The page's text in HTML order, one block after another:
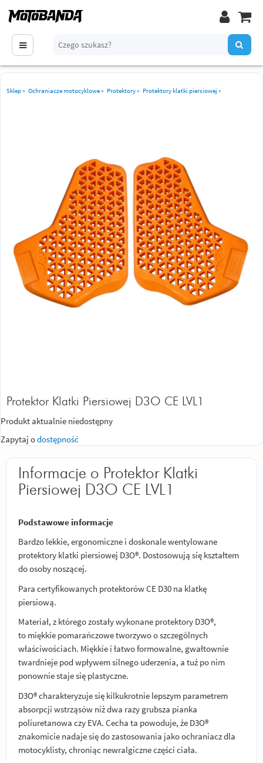
Sklep» Ochraniacze motocyklowe» Protektory» Protektory klatki piersiowej »
Protektor Klatki Piersiowej D3O CE LVL1
Produkt aktualnie niedostępny
Zapytaj odostępność
Informacje o Protektor Klatki
Piersiowej D3O CE LVL1
Podstawowe informacje
Bardzo lekkie, ergonomiczne i doskonale wentylowane
protektory klatki piersiowej D3O®. Dostosowują się kształtem
do osoby noszącej.
Para certyfikowanych protektorów CE D30 na klatkę
piersiową.
Materiał, z którego zostały wykonane protektory D3O®,
to miękkie pomarańczowe tworzywo o szczególnych
właściwościach. Miękkie i łatwo formowalne, gwałtownie
twardnieje pod wpływem silnego uderzenia, a tuż po nim
ponownie staje się plastyczne.
D3O® charakteryzuje się kilkukrotnie lepszym parametrem
absorpcji wstrząsów niż dwa razy grubsza pianka
poliuretanowa czy EVA. Cecha ta powoduje, że D3O®
znakomicie nadaje się do zastosowania jako ochraniacz dla
motocyklisty, chroniąc newralgiczne części ciała.